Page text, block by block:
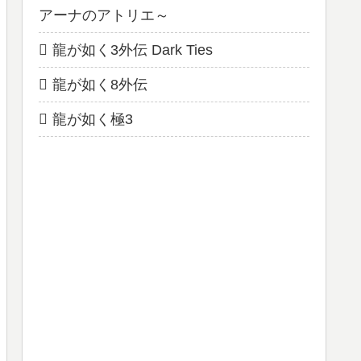
アーナのアトリエ～
龍が如く3外伝 Dark Ties
龍が如く8外伝
龍が如く極3